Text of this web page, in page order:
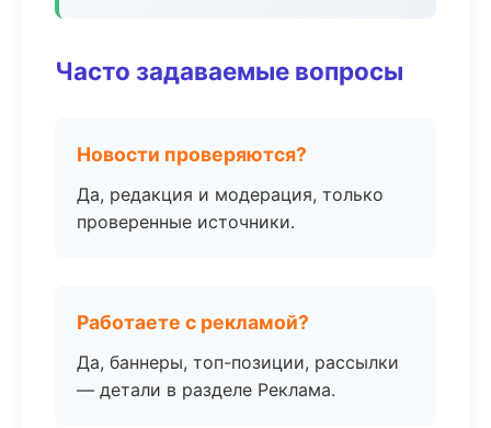
Часто задаваемые вопросы
Новости проверяются?
Да, редакция и модерация, только
проверенные источники.
Работаете с рекламой?
Да, баннеры, топ-позиции, рассылки
— детали в разделе Реклама.